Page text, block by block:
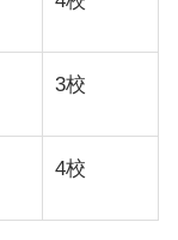
3校
4校